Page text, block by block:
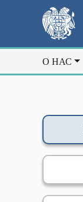
О НАС